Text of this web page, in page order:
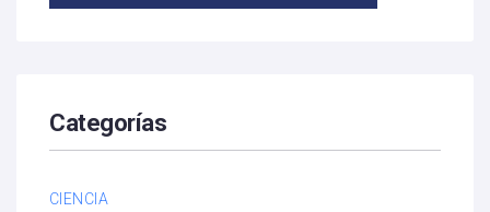
Categorías
CIENCIA